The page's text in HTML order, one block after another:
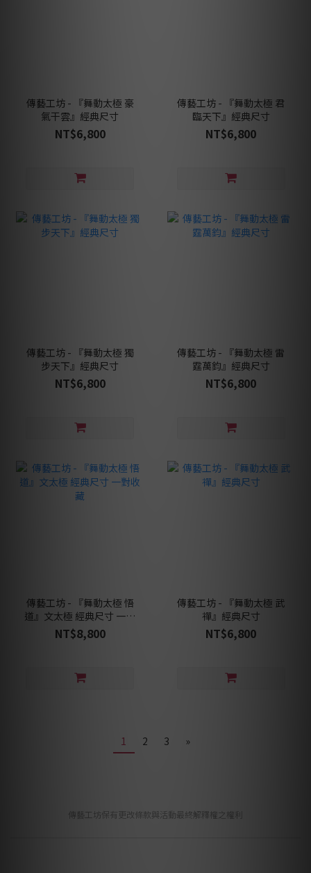
傳藝工坊 - 『舞動太極 豪
氣干雲』經典尺寸
NT$6,800
傳藝工坊 - 『舞動太極 君
臨天下』經典尺寸
NT$6,800
傳藝工坊 - 『舞動太極 獨
步天下』經典尺寸
NT$6,800
傳藝工坊 - 『舞動太極 雷
霆萬鈞』經典尺寸
NT$6,800
傳藝工坊 - 『舞動太極 悟
道』文太極 經典尺寸 一對
收藏
NT$8,800
傳藝工坊 - 『舞動太極 武
禪』經典尺寸
NT$6,800
1 2 3 »
傳藝工坊保有更改條款與活動最終解釋權之權利